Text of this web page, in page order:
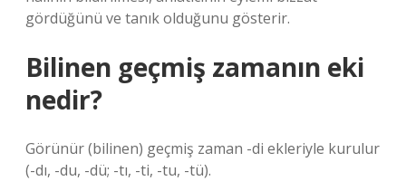
gördüğünü ve tanık olduğunu gösterir.
Bilinen geçmiş zamanın eki
nedir?
Görünür (bilinen) geçmiş zaman -di ekleriyle kurulur
(-dı, -du, -dü; -tı, -ti, -tu, -tü).